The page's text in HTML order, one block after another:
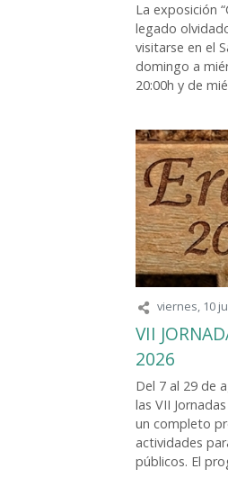
La exposición
legado
visitarse en el
domingo a
20:00h y de
viernes, 10
VII
2026
Del 7 al 29 de
las VII
un completo
actividades
públicos. El